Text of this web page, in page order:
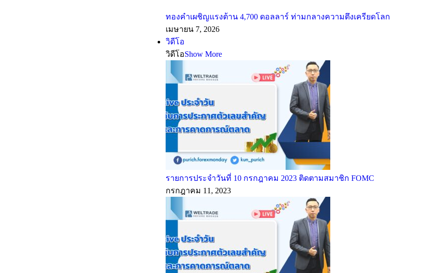
ทองคำเผชิญแรงต้าน 4,700 ดอลลาร์ ท่ามกลางความตึงเครียดโลก
เมษายน 7, 2026
วิดีโอ
วิดีโอShow More
รายการประจำวันที่ 10 กรกฎาคม 2023 ติดตามสมาชิก FOMC
กรกฎาคม 11, 2023